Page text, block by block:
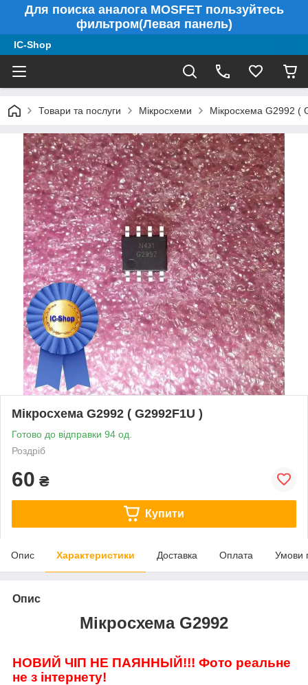
Для поиска аналога MOSFET пользуйтесь
фильтром(Левая панель)
IC-Shop
Товари та послуги Мікросхеми Мікросхема G2992 (
Мікросхема G2992 ( G2992F1U )
Готово до відправки 94 од.
Роздріб
60 ₴
Купити
Опис Характеристики Доставка Оплата Умови
Опис
Мікросхема G2992
НОВИЙ ЧІП НЕ ПАЯННЫЙ!!! Фото реальне
не з інтернету!